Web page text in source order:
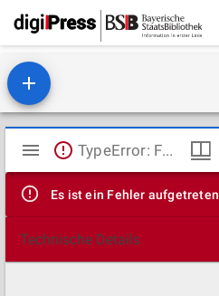
Mirador
Viewer
TypeError: Failed to fetch
Es ist ein Fehler aufgetreten
Technische Details